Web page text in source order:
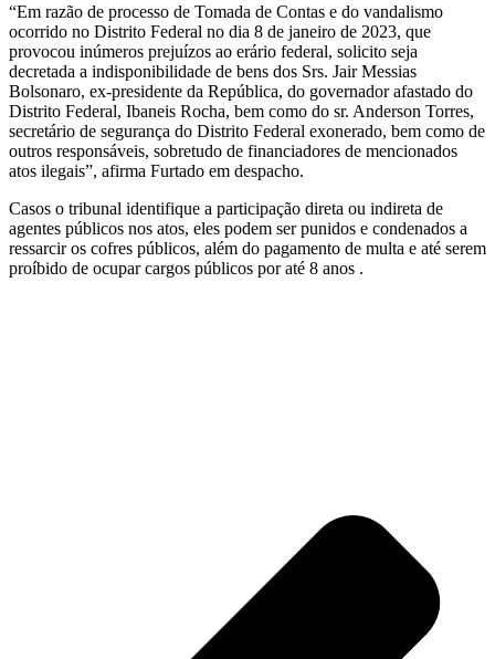
“Em razão de processo de Tomada de Contas e do vandalismo
ocorrido no Distrito Federal no dia 8 de janeiro de 2023, que
provocou inúmeros prejuízos ao erário federal, solicito seja
decretada a indisponibilidade de bens dos Srs. Jair Messias
Bolsonaro, ex-presidente da República, do governador afastado do
Distrito Federal, Ibaneis Rocha, bem como do sr. Anderson Torres,
secretário de segurança do Distrito Federal exonerado, bem como de
outros responsáveis, sobretudo de financiadores de mencionados
atos ilegais”, afirma Furtado em despacho.
Casos o tribunal identifique a participação direta ou indireta de
agentes públicos nos atos, eles podem ser punidos e condenados a
ressarcir os cofres públicos, além do pagamento de multa e até serem
proíbido de ocupar cargos públicos por até 8 anos .